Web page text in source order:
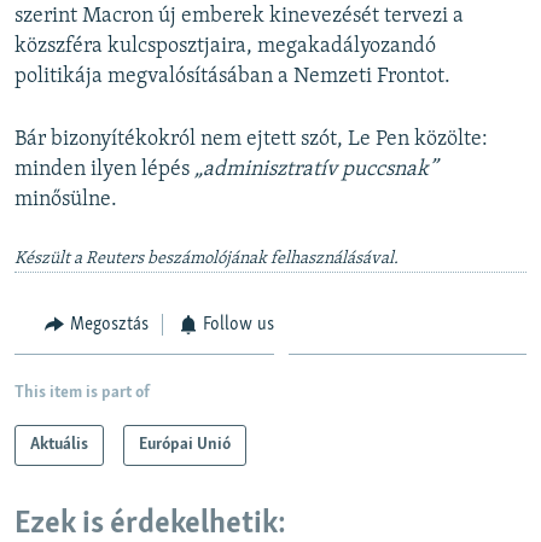
szerint Macron új emberek kinevezését tervezi a
közszféra kulcsposztjaira, megakadályozandó
politikája megvalósításában a Nemzeti Frontot.
Bár bizonyítékokról nem ejtett szót, Le Pen közölte:
minden ilyen lépés „adminisztratív puccsnak”
minősülne.
Készült a Reuters beszámolójának felhasználásával.
Megosztás Follow us
This item is part of
Aktuális Európai Unió
Ezek is érdekelhetik: